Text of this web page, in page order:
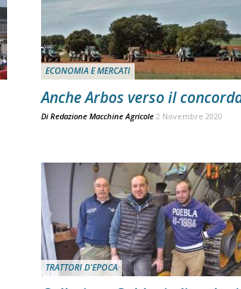
ECONOMIA E MERCATI
Anche Arbos verso il
Di Redazione Macchine Agricole 2 Novembre 2020
TRATTORI D'EPOCA